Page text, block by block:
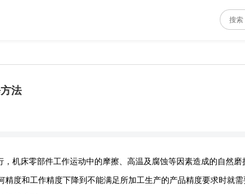
法
，机床零部件工作运动中的摩擦、高温及腐蚀等因素造成的自然
精度和工作精度下降到不能满足所加工生产的产品精度要求时就